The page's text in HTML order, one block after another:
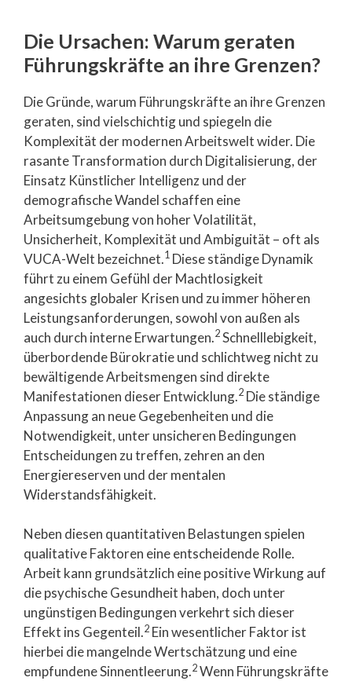
Die Ursachen: Warum geraten
Führungskräfte an ihre Grenzen?
Die Gründe, warum Führungskräfte an ihre Grenzen
geraten, sind vielschichtig und spiegeln die
Komplexität der modernen Arbeitswelt wider. Die
rasante Transformation durch Digitalisierung, der
Einsatz Künstlicher Intelligenz und der
demografische Wandel schaffen eine
Arbeitsumgebung von hoher Volatilität,
Unsicherheit, Komplexität und Ambiguität – oft als
VUCA-Welt bezeichnet.1 Diese ständige Dynamik
führt zu einem Gefühl der Machtlosigkeit
angesichts globaler Krisen und zu immer höheren
Leistungsanforderungen, sowohl von außen als
auch durch interne Erwartungen.2Schnelllebigkeit,
überbordende Bürokratie und schlichtweg nicht zu
bewältigende Arbeitsmengen sind direkte
Manifestationen dieser Entwicklung.2 Die ständige
Anpassung an neue Gegebenheiten und die
Notwendigkeit, unter unsicheren Bedingungen
Entscheidungen zu treffen, zehren an den
Energiereserven und der mentalen
Widerstandsfähigkeit.
Neben diesen quantitativen Belastungen spielen
qualitative Faktoren eine entscheidende Rolle.
Arbeit kann grundsätzlich eine positive Wirkung auf
die psychische Gesundheit haben, doch unter
ungünstigen Bedingungen verkehrt sich dieser
Effekt ins Gegenteil.2 Ein wesentlicher Faktor ist
hierbei die mangelnde Wertschätzung und eine
empfundene Sinnentleerung.2Wenn Führungskräfte